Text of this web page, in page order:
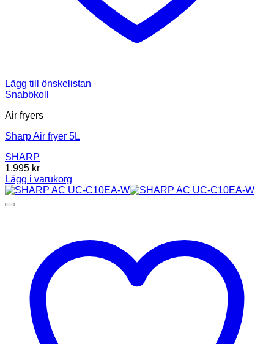
Lägg till önskelistan
Snabbkoll
Air fryers
Sharp Air fryer 5L
SHARP
1.995 kr
Lägg i varukorg